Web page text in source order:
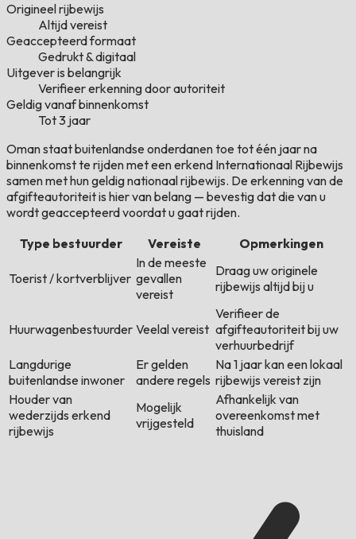
Origineel rijbewijs
Altijd vereist
Geaccepteerd formaat
Gedrukt & digitaal
Uitgever is belangrijk
Verifieer erkenning door autoriteit
Geldig vanaf binnenkomst
Tot 3 jaar
Oman staat buitenlandse onderdanen toe tot één jaar na
binnenkomst te rijden met een erkend Internationaal Rijbewijs
samen met hun geldig nationaal rijbewijs. De erkenning van de
afgifteautoriteit is hier van belang — bevestig dat die van u
wordt geaccepteerd voordat u gaat rijden.
Type bestuurder
Vereiste Opmerkingen
Toerist / kortverblijver
In de meeste
gevallen
vereist
Draag uw originele
rijbewijs altijd bij u
Huurwagenbestuurder Veelal vereist
Verifieer de
afgifteautoriteit bij uw
verhuurbedrijf
Langdurige
buitenlandse inwoner
Er gelden
andere regels
Na 1 jaar kan een lokaal
rijbewijs vereist zijn
Houder van
wederzijds erkend
rijbewijs
Mogelijk
vrijgesteld
Afhankelijk van
overeenkomst met
thuisland